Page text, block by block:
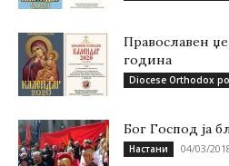
Православен
година
Diocese Orthodox
Бог Господ ја
Настани 04/03/